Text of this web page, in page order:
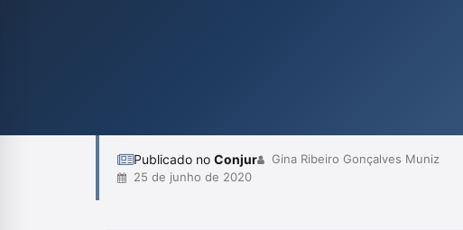
Publicado no Conjur
Gina Ribeiro Gonçalves Muniz
25 de junho de 2020